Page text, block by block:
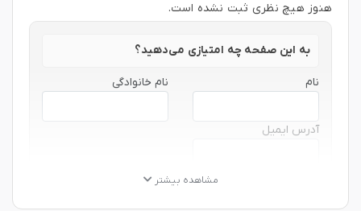
هنوز هیچ نظری ثبت نشده است.
به این صفحه چه امتیازی می‌دهید؟
نام نام خانوادگی
آدرس ایمیل
★
مشاهده بیشتر